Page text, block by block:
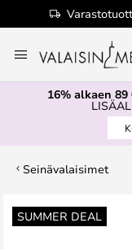
to
Content
16% alkaen 89
Seinävalaisimet
SUMMER DEAL
Skip
to